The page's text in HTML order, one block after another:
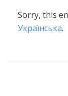
Sorry, this
Українська.